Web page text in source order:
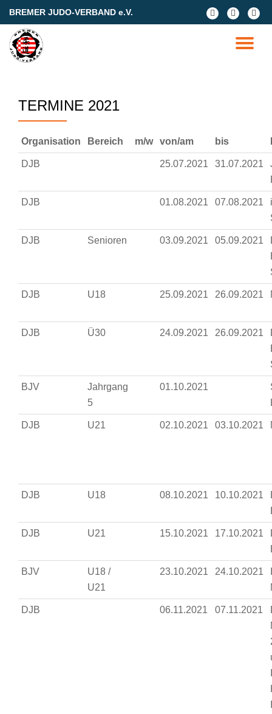
content
BREMER JUDO-VERBAND e.V.
fa-
facebook
fa-
facebook
fa-
google-
plus-
square
TERMINE 2021
Organisation Bereich m/w von/am bis
DJB 25.07.2021 31.07.2021
DJB 01.08.2021 07.08.2021
DJB Senioren 03.09.2021 05.09.2021
DJB U18 25.09.2021 26.09.2021
DJB Ü30 24.09.2021 26.09.2021
BJV
Jahrgang
5
01.10.2021
DJB U21 02.10.2021 03.10.2021
DJB U18 08.10.2021 10.10.2021
DJB U21 15.10.2021 17.10.2021
BJV
U18 /
U21
23.10.2021 24.10.2021
DJB 06.11.2021 07.11.2021